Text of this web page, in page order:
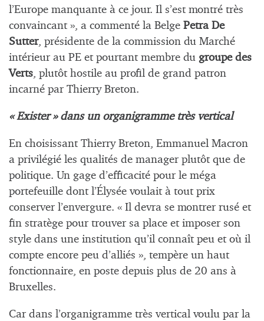
l’Europe manquante à ce jour. Il s’est montré très
convaincant », a commenté la Belge Petra De
Sutter, présidente de la commission du Marché
intérieur au PE et pourtant membre du groupe des
Verts , plutôt hostile au profil de grand patron
incarné par Thierry Breton.
« Exister » dans un organigramme très vertical
En choisissant Thierry Breton, Emmanuel Macron
a privilégié les qualités de manager plutôt que de
politique. Un gage d’efficacité pour le méga
portefeuille dont l’Élysée voulait à tout prix
conserver l’envergure. « Il devra se montrer rusé et
fin stratège pour trouver sa place et imposer son
style dans une institution qu’il connaît peu et où il
compte encore peu d’alliés », tempère un haut
fonctionnaire, en poste depuis plus de 20 ans à
Bruxelles.
Car dans l’organigramme très vertical voulu par la